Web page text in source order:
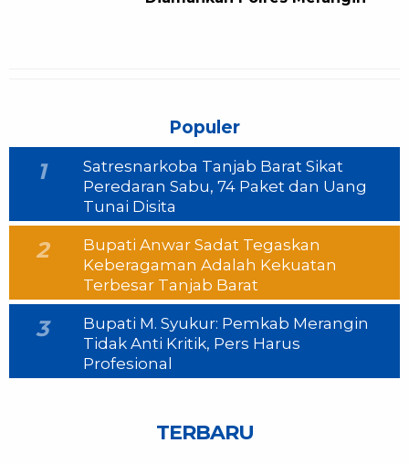
Populer
1
Satresnarkoba Tanjab Barat Sikat
Peredaran Sabu, 74 Paket dan Uang
Tunai Disita
2
Bupati Anwar Sadat Tegaskan
Keberagaman Adalah Kekuatan
Terbesar Tanjab Barat
3
Bupati M. Syukur: Pemkab Merangin
Tidak Anti Kritik, Pers Harus
Profesional
TERBARU